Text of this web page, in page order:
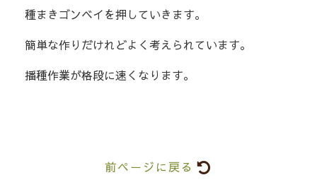
種まきゴンベイを押していきます。
簡単な作りだけれどよく考えられています。
播種作業が格段に速くなります。
前ページに戻る